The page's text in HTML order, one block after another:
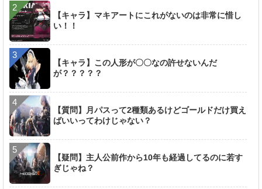
【キャラ】マキアートにこれがないのは非常に惜し
い！！
【キャラ】この人形が〇〇なの許せないんだ
が？？？？？
【質問】月パスって2種類あるけどゴールドだけ買え
ばいいってわけじゃない？
【疑問】主人公前作から10年も経過してるのに若す
ぎじゃね？